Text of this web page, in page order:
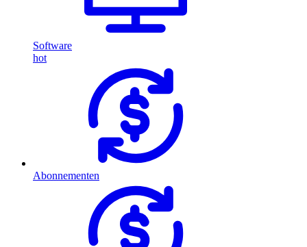
Software
hot
Abonnementen